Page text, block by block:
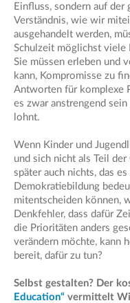
Einfluss, sondern auf der
Verständnis, wie wir
ausgehandelt werden,
Schulzeit möglichst viele
Sie müssen erleben und
kann, Kompromisse zu
Antworten für komplexe
es zwar anstrengend sein
lohnt.
Wenn Kinder und
und sich nicht als Teil
später auch nichts, das
Demokratiebildung
mitentscheiden können,
Denkfehler, dass dafür
die Prioritäten anders
verändern möchte, kann
bereit, dafür zu tun?
Selbst gestalten? Der
Education“ vermittelt